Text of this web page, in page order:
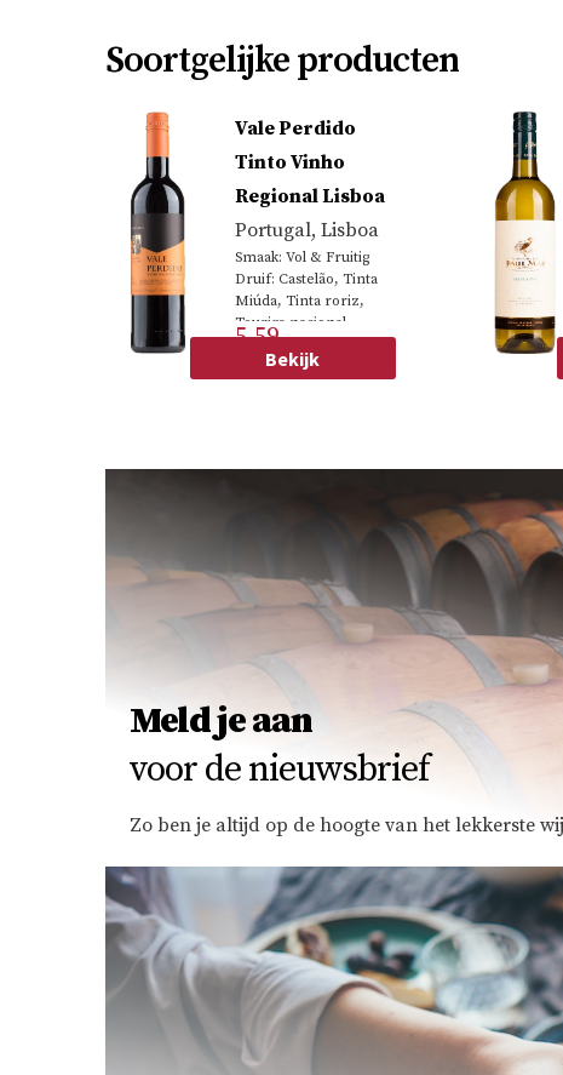
Soortgelijke producten
Vale Perdido
Tinto Vinho
Regional Lisboa
Portugal, Lisboa
Smaak: Vol & Fruitig
Druif: Castelão, Tinta
Miúda, Tinta roriz,
Touriga nacional
5.59
Bekijk
Meld je aan
voor de nieuwsbrief
Zo ben je altijd op de hoogte van het lekkerste